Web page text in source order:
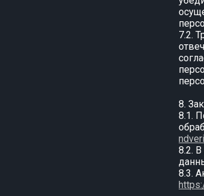
7.2.
8.
8.1.
8.2.
8.3.